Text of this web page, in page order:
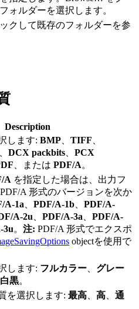
ォルダーを選択します。
クして既存のフォルダーを参
Description
します: BMP TIFF
DCX packbits
PCX
、または PDF/A。
A を指定した場合は、出力フ
A 形式のバージョンを次か
A-1a PDF/A-1b
PDF/A-
A-2u PDF/A-3a
PDF/A-
3u。 注: PDF/A 形式でエクスポ
objectを使用で
します: フルカラー
グレー
白黒。
を選択します: 最高 高
通